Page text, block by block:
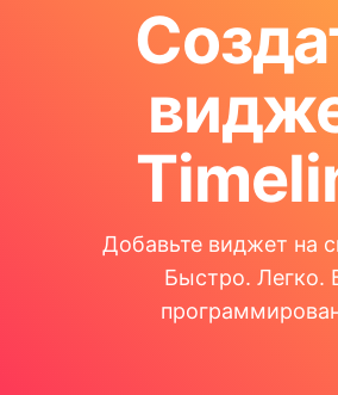
Добавьте виджет на
Быстро. Легко.